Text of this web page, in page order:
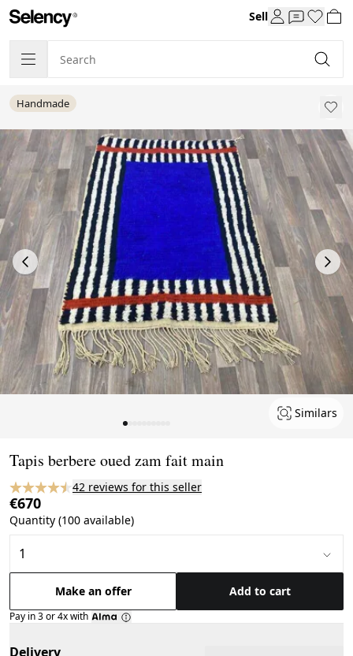
Sell
Handmade
Similars
Tapis berbere oued zam fait main
42 reviews for this seller
€670
Quantity (100 available)
Make an offer Add to cart
Pay in 3 or 4x with
Delivery